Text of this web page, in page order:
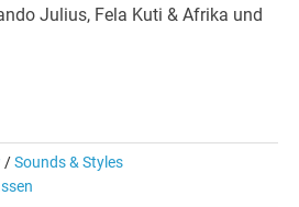
Julius, Fela Kuti & Afrika und
/Sounds & Styles